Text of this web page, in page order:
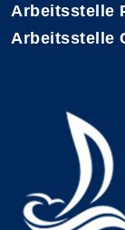
Arbeitsstelle
Arbeitsstelle